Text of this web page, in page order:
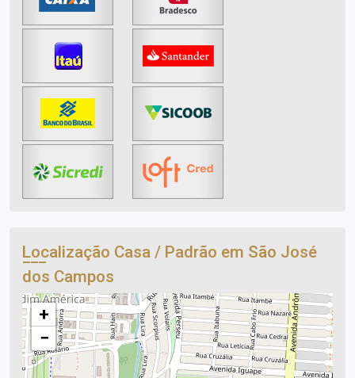
Localização Casa / Padrão em São José
dos Campos
+
−